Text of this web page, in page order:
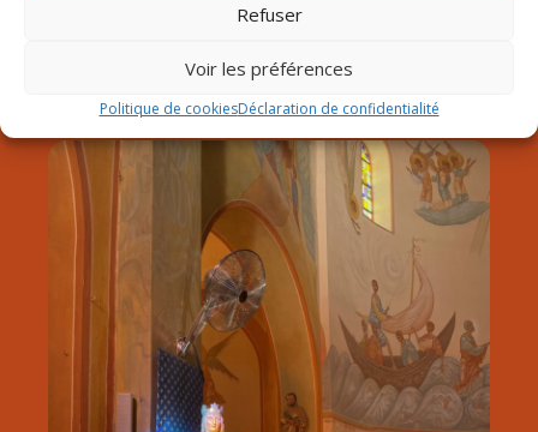
Refuser
Voir les préférences
Politique de cookiesDéclaration de confidentialité